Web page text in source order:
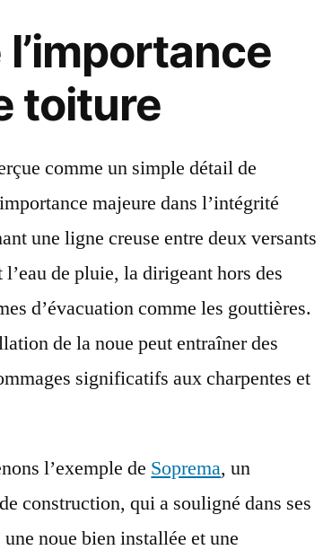
toiture
comme un simple détail de
majeure dans l’intégrité
une ligne creuse entre deux versants
de pluie, la dirigeant hors des
d’évacuation comme les gouttières.
de la noue peut entraîner des
significatifs aux charpentes et
l’exemple de Soprema, un
construction, qui a souligné dans ses
noue bien installée et une